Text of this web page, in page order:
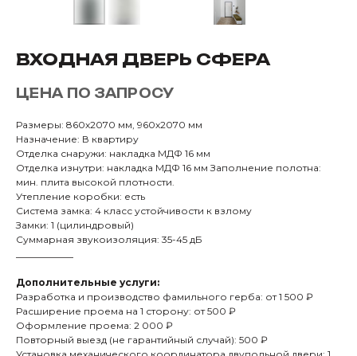
ВХОДНАЯ ДВЕРЬ СФЕРА
ЦЕНА ПО ЗАПРОСУ
Размеры: 860х2070 мм, 960х2070 мм
Назначение: В квартиру
Отделка снаружи: накладка МДФ 16 мм
Отделка изнутри: накладка МДФ 16 мм Заполнение полотна:
мин. плита высокой плотности.
Утепление коробки: есть
Система замка: 4 класс устойчивости к взлому
Замки: 1 (цилиндровый)
Суммарная звукоизоляция: 35-45 дБ
Дополнительные услуги:
Разработка и производство фамильного герба: от 1 500 ₽
Расширение проема на 1 сторону: от 500 ₽
Оформление проема: 2 000 ₽
Повторный выезд (не гарантийный случай): 500 ₽